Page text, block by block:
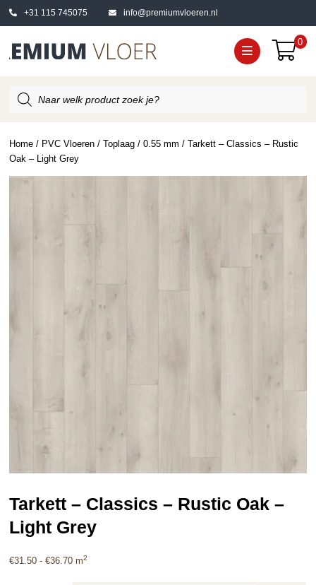
+31 115 745075 info@premiumvloeren.nl
0
zoeken
Home / PVC Vloeren /Toplaag /0.55 mm / Tarkett – Classics – Rustic
Oak – Light Grey
Tarkett – Classics – Rustic Oak –
Light Grey
€31.50 - €36.70Prijsklasse:
m2